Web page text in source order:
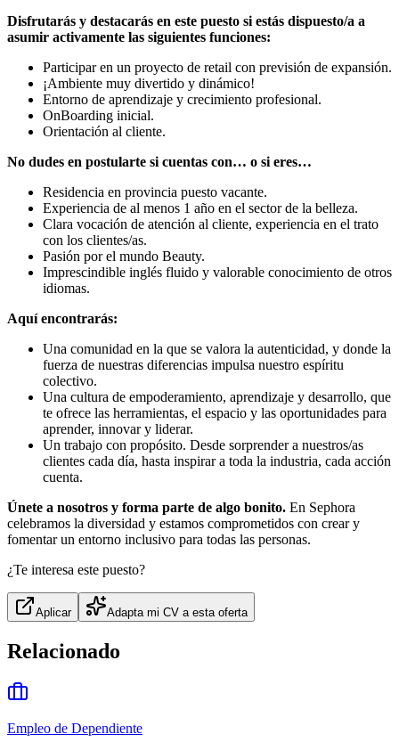
Disfrutarás y destacarás en este puesto si estás dispuesto/a a
asumir activamente las siguientes funciones:
Participar en un proyecto de retail con previsión de expansión.
¡Ambiente muy divertido y dinámico!
Entorno de aprendizaje y crecimiento profesional.
OnBoarding inicial.
Orientación al cliente.
No dudes en postularte si cuentas con… o si eres…
Residencia en provincia puesto vacante.
Experiencia de al menos 1 año en el sector de la belleza.
Clara vocación de atención al cliente, experiencia en el trato
con los clientes/as.
Pasión por el mundo Beauty.
Imprescindible inglés fluido y valorable conocimiento de otros
idiomas.
Aquí encontrarás:
Una comunidad en la que se valora la autenticidad, y donde la
fuerza de nuestras diferencias impulsa nuestro espíritu
colectivo.
Una cultura de empoderamiento, aprendizaje y desarrollo, que
te ofrece las herramientas, el espacio y las oportunidades para
aprender, innovar y liderar.
Un trabajo con propósito. Desde sorprender a nuestros/as
clientes cada día, hasta inspirar a toda la industria, cada acción
cuenta.
Únete a nosotros y forma parte de algo bonito. En Sephora
celebramos la diversidad y estamos comprometidos con crear y
fomentar un entorno inclusivo para todas las personas.
¿Te interesa este puesto?
Aplicar Adapta mi CV a esta oferta
Relacionado
Empleo de Dependiente